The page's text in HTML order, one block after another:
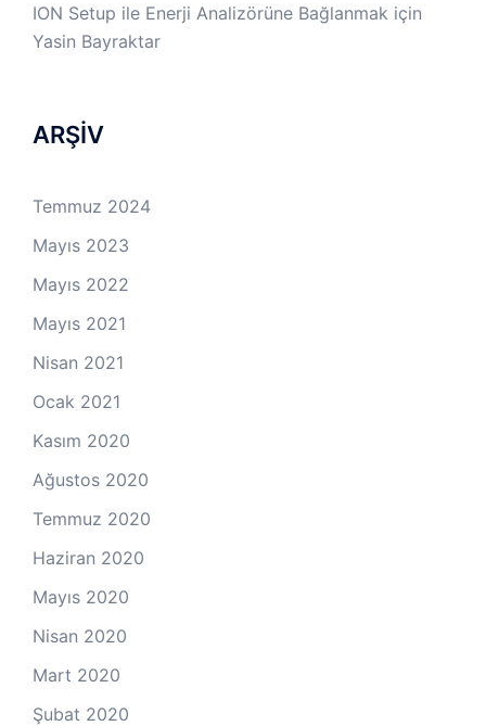
ION Setup ile Enerji Analizörüne Bağlanmak için
Yasin Bayraktar
ARŞİV
Temmuz 2024
Mayıs 2023
Mayıs 2022
Mayıs 2021
Nisan 2021
Ocak 2021
Kasım 2020
Ağustos 2020
Temmuz 2020
Haziran 2020
Mayıs 2020
Nisan 2020
Mart 2020
Şubat 2020